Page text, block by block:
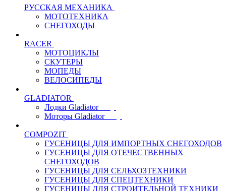
РУССКАЯ МЕХАНИКА
МОТОТЕХНИКА
СНЕГОХОДЫ
RACER
МОТОЦИКЛЫ
СКУТЕРЫ
МОПЕДЫ
ВЕЛОСИПЕДЫ
GLADIATOR
Лодки Gladiator
Моторы Gladiator
COMPOZIT
ГУСЕНИЦЫ ДЛЯ ИМПОРТНЫХ СНЕГОХОДОВ
ГУСЕНИЦЫ ДЛЯ ОТЕЧЕСТВЕННЫХ
СНЕГОХОДОВ
ГУСЕНИЦЫ ДЛЯ СЕЛЬХОЗТЕХНИКИ
ГУСЕНИЦЫ ДЛЯ СПЕЦТЕХНИКИ
ГУСЕНИЦЫ ДЛЯ СТРОИТЕЛЬНОЙ ТЕХНИКИ